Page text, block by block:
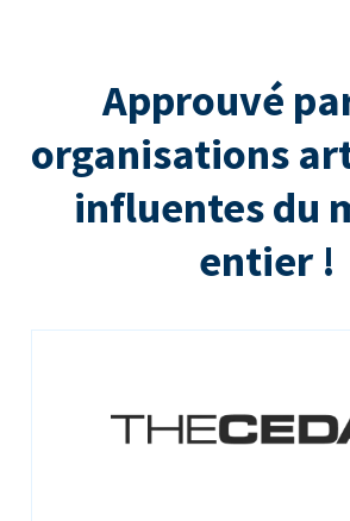
Approuvé
organisations
influentes du
entier !